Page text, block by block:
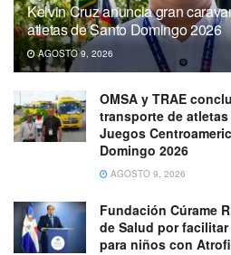
Kelvin Cruz anuncia gran
atletas de Santo Domingo 2026
AGOSTO 9, 2026
OMSA y TRAE
transporte de
Juegos
Domingo 2026
AGOSTO 9, 2026
Fundación Cúrame
de Salud por
para niños con